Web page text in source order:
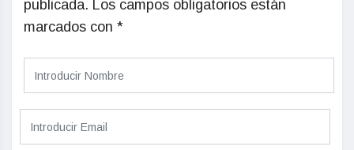
publicada. Los campos obligatorios están
marcados con *